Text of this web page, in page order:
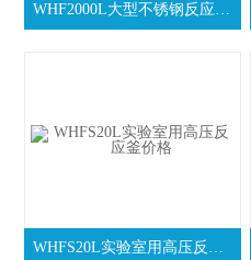
WHF2000L大型不锈钢反应釜报价
WHFS20L实验室用高压反应釜价格